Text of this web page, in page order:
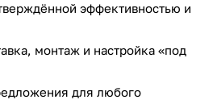
эффективностью и
монтаж и настройка «под
для любого